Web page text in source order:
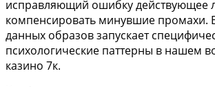
исправляющий ошибку действующее
компенсировать минувшие промахи.
данных образов запускает
психологические паттерны в нашем
казино 7к.